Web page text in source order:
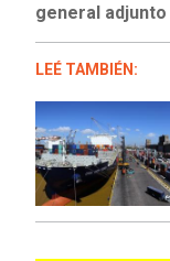
general adjunto
LEÉ TAMBIÉN: